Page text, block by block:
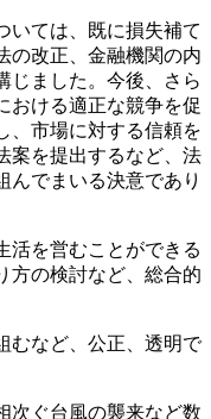
ては、既に損失補て
の改正、金融機関の内
じました。今後、さら
おける適正な競争を促
、市場に対する信頼を
案を提出するなど、法
んでまいる決意であり
を営むことができる
方の検討など、総合的
むなど、公正、透明で
次ぐ台風の襲来など数